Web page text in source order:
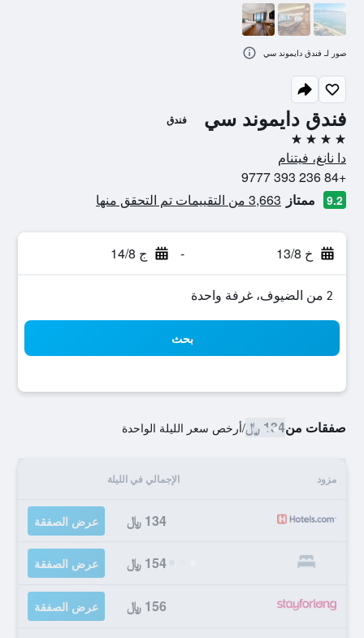
فندق دايموند سي فندق
4 نجوم
دا نانغ، فيتنام
+84 236 393 9777
9.2 ممتاز 3,663 من التقييمات تم التحقق منها
خ 13/8 - ج 14/8
2 من الضيوف، غرفة واحدة
بحث
صفقات من134 ﷼ /أرخص سعر الليلة الواحدة
مزود الإجمالي في الليلة
134 ﷼ عرض الصفقة
154 ﷼ عرض الصفقة
156 ﷼ عرض الصفقة
صور لـ فندق دايموند سي